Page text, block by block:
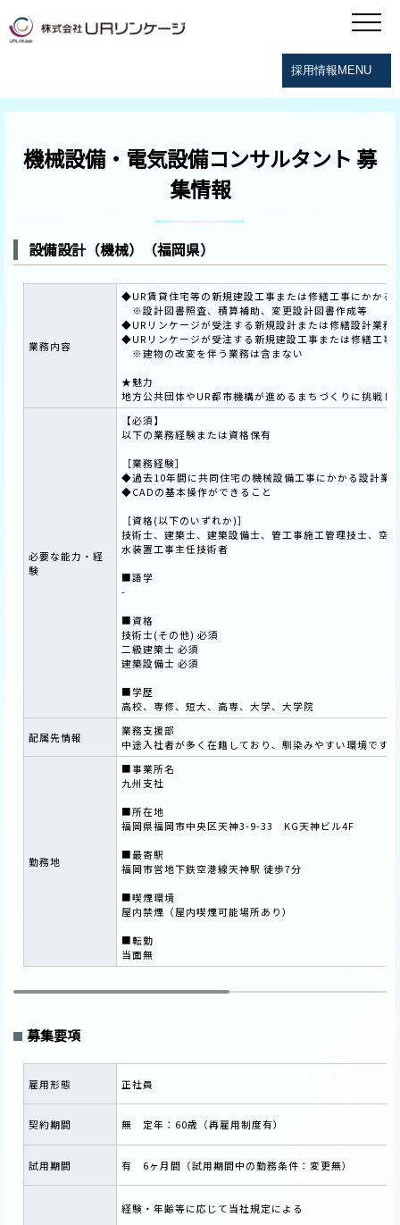
採用情報MENU
機械設備・電気設備コンサルタント 募
集情報
設備設計（機械）（福岡県）
業務内容
◆UR賃貸住宅等の新規建設工事または修繕工事にかか
※設計図書照査、積算補助、変更設計図書作成等
◆URリンケージが受注する新規設計または修繕設計業務
◆URリンケージが受注する新規建設工事または修繕工事
※建物の改変を伴う業務は含まない
★魅力
地方公共団体やUR都市機構が進めるまちづくりに挑戦し
必要な能力・経
験
【必須】
以下の業務経験または資格保有
［業務経験］
◆過去10年間に共同住宅の機械設備工事にかかる設計業
◆CADの基本操作ができること
［資格(以下のいずれか)］
技術士、建築士、建築設備士、管工事施工管理技士、空
水装置工事主任技術者
■語学
-
■資格
技術士(その他) 必須
二級建築士 必須
建築設備士 必須
■学歴
高校、専修、短大、高専、大学、大学院
配属先情報
業務支援部
中途入社者が多く在籍しており、馴染みやすい環境です。
勤務地
■事業所名
九州支社
■所在地
福岡県福岡市中央区天神3-9-33 KG天神ビル4F
■最寄駅
福岡市営地下鉄空港線天神駅 徒歩7分
■喫煙環境
屋内禁煙（屋内喫煙可能場所あり）
■転勤
当面無
募集要項
雇用形態 正社員
契約期間 無 定年：60歳（再雇用制度有）
試用期間 有 6ヶ月間（試用期間中の勤務条件：変更無）
経験・年齢等に応じて当社規定による